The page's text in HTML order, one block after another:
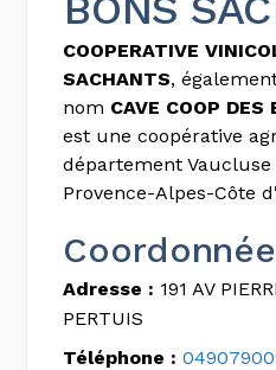
COOPERATIVE
SACHANTS,
nom CAVE COOP
est une coopérative
département
Provence-Alpes-Côte
Adresse : 191 AV
PERTUIS
Téléphone :